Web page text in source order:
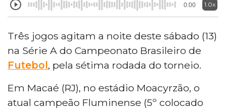
0:00 1.0x
Três jogos agitam a noite deste sábado (13)
na Série A do Campeonato Brasileiro de
Futebol, pela sétima rodada do torneio.
Em Macaé (RJ), no estádio Moacyrzão, o
atual campeão Fluminense (5º colocado